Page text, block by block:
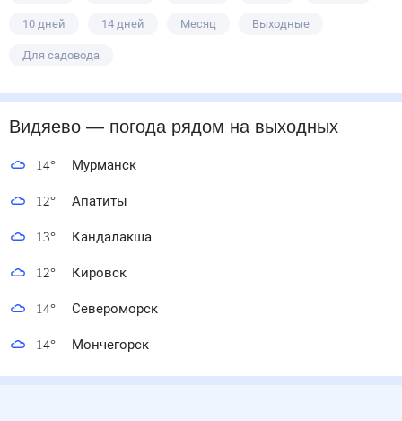
10 дней 14 дней Месяц Выходные
Для садовода
Видяево— погода рядомна выходных
14° Мурманск
12° Апатиты
13° Кандалакша
12° Кировск
14° Североморск
14° Мончегорск